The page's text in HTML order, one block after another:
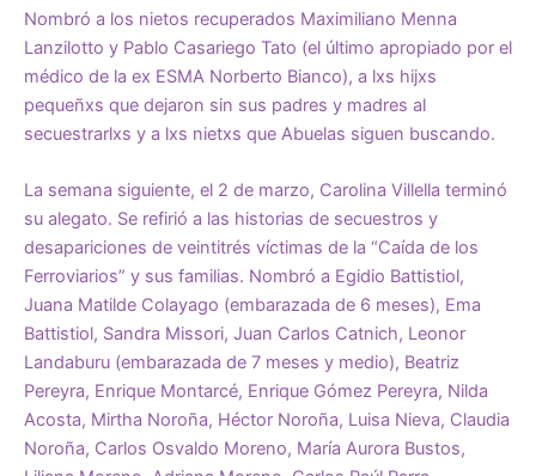
Nombró a los nietos recuperados Maximiliano Menna
Lanzilotto y Pablo Casariego Tato (el último apropiado por el
médico de la ex ESMA Norberto Bianco), a lxs hijxs
pequeñxs que dejaron sin sus padres y madres al
secuestrarlxs y a lxs nietxs que Abuelas siguen buscando.
La semana siguiente, el 2 de marzo, Carolina Villella terminó
su alegato. Se refirió a las historias de secuestros y
desapariciones de veintitrés víctimas de la “Caída de los
Ferroviarios” y sus familias. Nombró a Egidio Battistiol,
Juana Matilde Colayago (embarazada de 6 meses), Ema
Battistiol, Sandra Missori, Juan Carlos Catnich, Leonor
Landaburu (embarazada de 7 meses y medio), Beatriz
Pereyra, Enrique Montarcé, Enrique Gómez Pereyra, Nilda
Acosta, Mirtha Noroña, Héctor Noroña, Luisa Nieva, Claudia
Noroña, Carlos Osvaldo Moreno, María Aurora Bustos,